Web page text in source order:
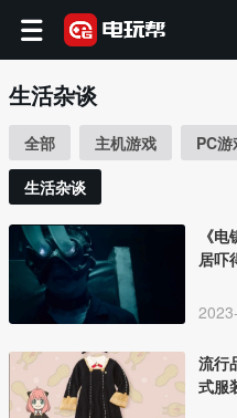
生活杂谈
全部 主机游戏 PC游
生活杂谈
《
居吓
流行
式服